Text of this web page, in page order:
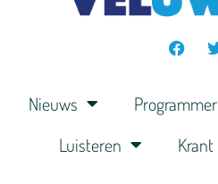
Nieuws
Luisteren
Krant